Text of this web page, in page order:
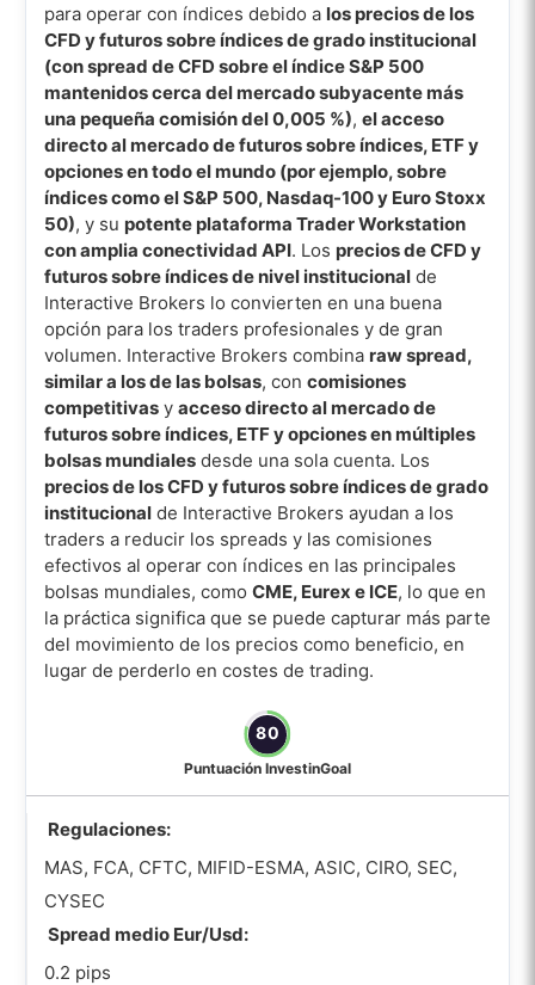
para operar con índices debido a los precios de los
CFD y futuros sobre índices de grado institucional
(con spread de CFD sobre el índice S&P 500
mantenidos cerca del mercado subyacente más
una pequeña comisión del 0,005 %), el acceso
directo al mercado de futuros sobre índices, ETF y
opciones en todo el mundo (por ejemplo, sobre
índices como el S&P 500, Nasdaq-100 y Euro Stoxx
50), y su potente plataforma Trader Workstation
con amplia conectividad API. Los precios de CFD y
futuros sobre índices de nivel institucionalde
Interactive Brokers lo convierten en una buena
opción para los traders profesionales y de gran
volumen. Interactive Brokers combina raw spread,
similar a los de las bolsas, con comisiones
competitivasy acceso directo al mercado de
futuros sobre índices, ETF y opciones en múltiples
bolsas mundialesdesde una sola cuenta. Los
precios de los CFD y futuros sobre índices de grado
institucionalde Interactive Brokers ayudan a los
traders a reducir los spreads y las comisiones
efectivos al operar con índices en las principales
bolsas mundiales, como CME, Eurex e ICE, lo que en
la práctica significa que se puede capturar más parte
del movimiento de los precios como beneficio, en
lugar de perderlo en costes de trading.
80
Puntuación InvestinGoal
Regulaciones:
MAS, FCA, CFTC, MIFID-ESMA, ASIC, CIRO, SEC,
CYSEC
Spread medio Eur/Usd:
0.2 pips